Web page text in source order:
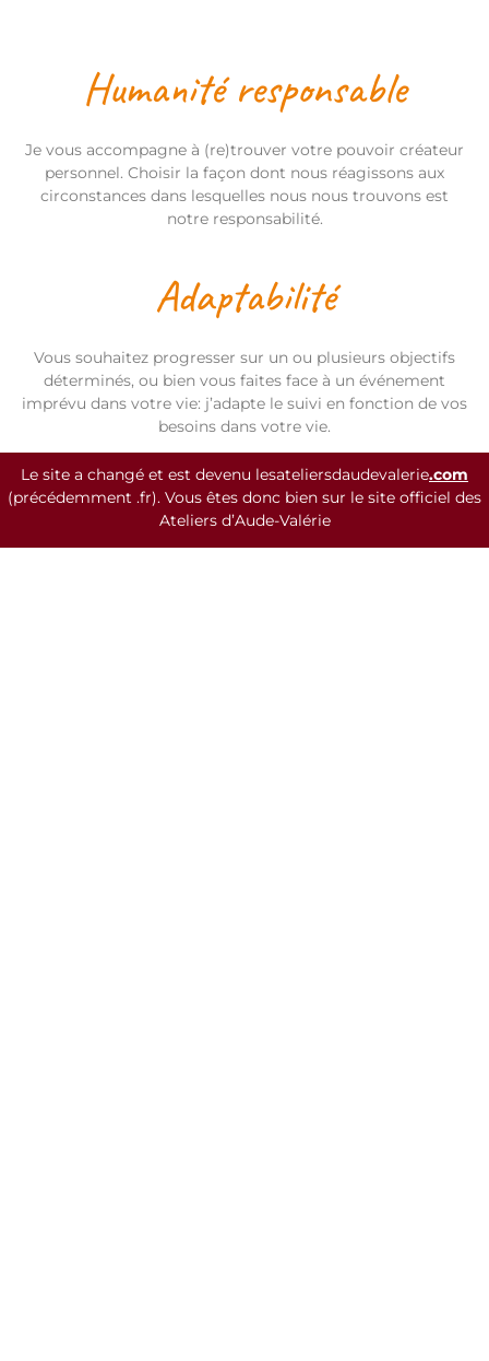
Humanité responsable
Je vous accompagne à (re)trouver votre pouvoir créateur
personnel. Choisir la façon dont nous réagissons aux
circonstances dans lesquelles nous nous trouvons est
notre responsabilité.
Adaptabilité
Vous souhaitez progresser sur un ou plusieurs objectifs
déterminés, ou bien vous faites face à un événement
imprévu dans votre vie: j’adapte le suivi en fonction de vos
besoins dans votre vie.
Autonomie
Le site a changé et est devenu lesateliersdaudevalerie.com
(précédemment .fr). Vous êtes donc bien sur le site officiel des
Ateliers d’Aude-Valérie